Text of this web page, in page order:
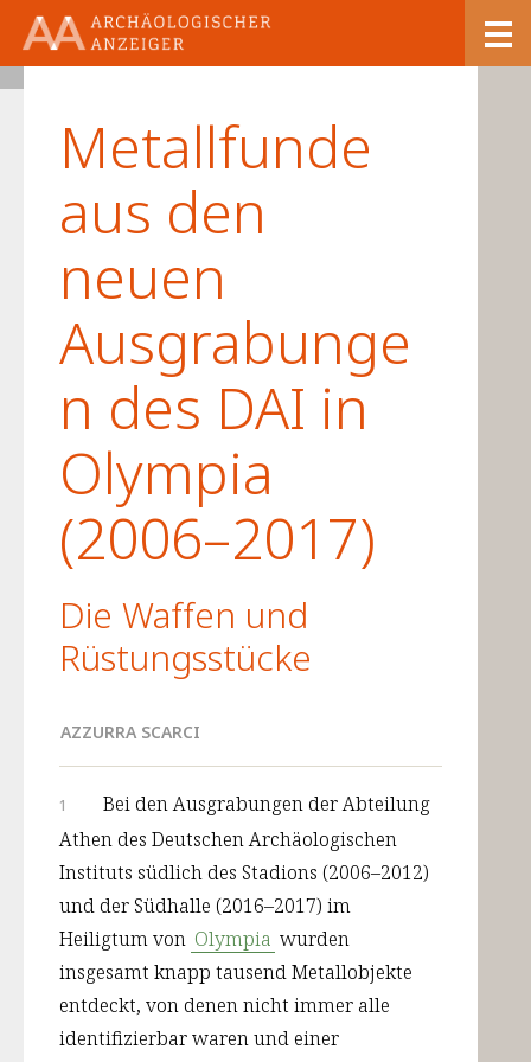
23/1
Metallfunde
aus den
neuen
Ausgrabunge
n des DAI in
Olympia
(2006–2017)
Die Waffen und
Rüstungsstücke
AZZURRA SCARCI
1
Bei den Ausgrabungen der Abteilung
Athen des Deutschen Archäologischen
Instituts südlich des Stadions (2006–2012)
und der Südhalle (2016–2017) im
Heiligtum von Olympia wurden
insgesamt knapp tausend Metallobjekte
entdeckt, von denen nicht immer alle
identifizierbar waren und einer